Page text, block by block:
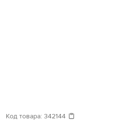
Код товара: 342144